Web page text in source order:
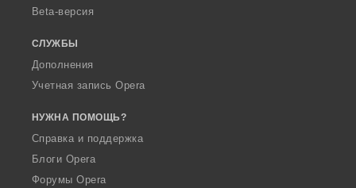
Beta-версия
СЛУЖБЫ
Дополнения
Учетная запись Opera
НУЖНА ПОМОЩЬ?
Справка и поддержка
Блоги Opera
Форумы Opera